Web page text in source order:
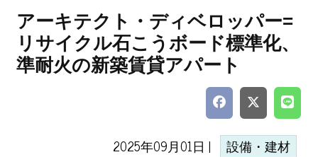
アーキテクト・ディベロッパー=
リサイクル石こうボード標準化、
準耐火の新築賃貸アパート
2025年09月01日 | 設備・建材